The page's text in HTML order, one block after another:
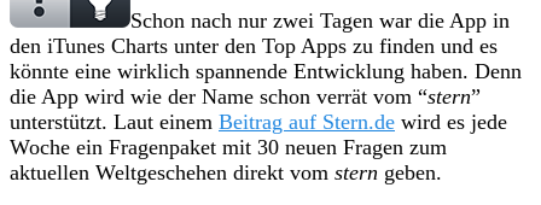
Schon nach nur zwei Tagen war die App in
den iTunes Charts unter den Top Apps zu finden und es
könnte eine wirklich spannende Entwicklung haben. Denn
die App wird wie der Name schon verrät vom “stern”
unterstützt. Laut einem Beitrag auf Stern.de wird es jede
Woche ein Fragenpaket mit 30 neuen Fragen zum
aktuellen Weltgeschehen direkt vom stern geben.